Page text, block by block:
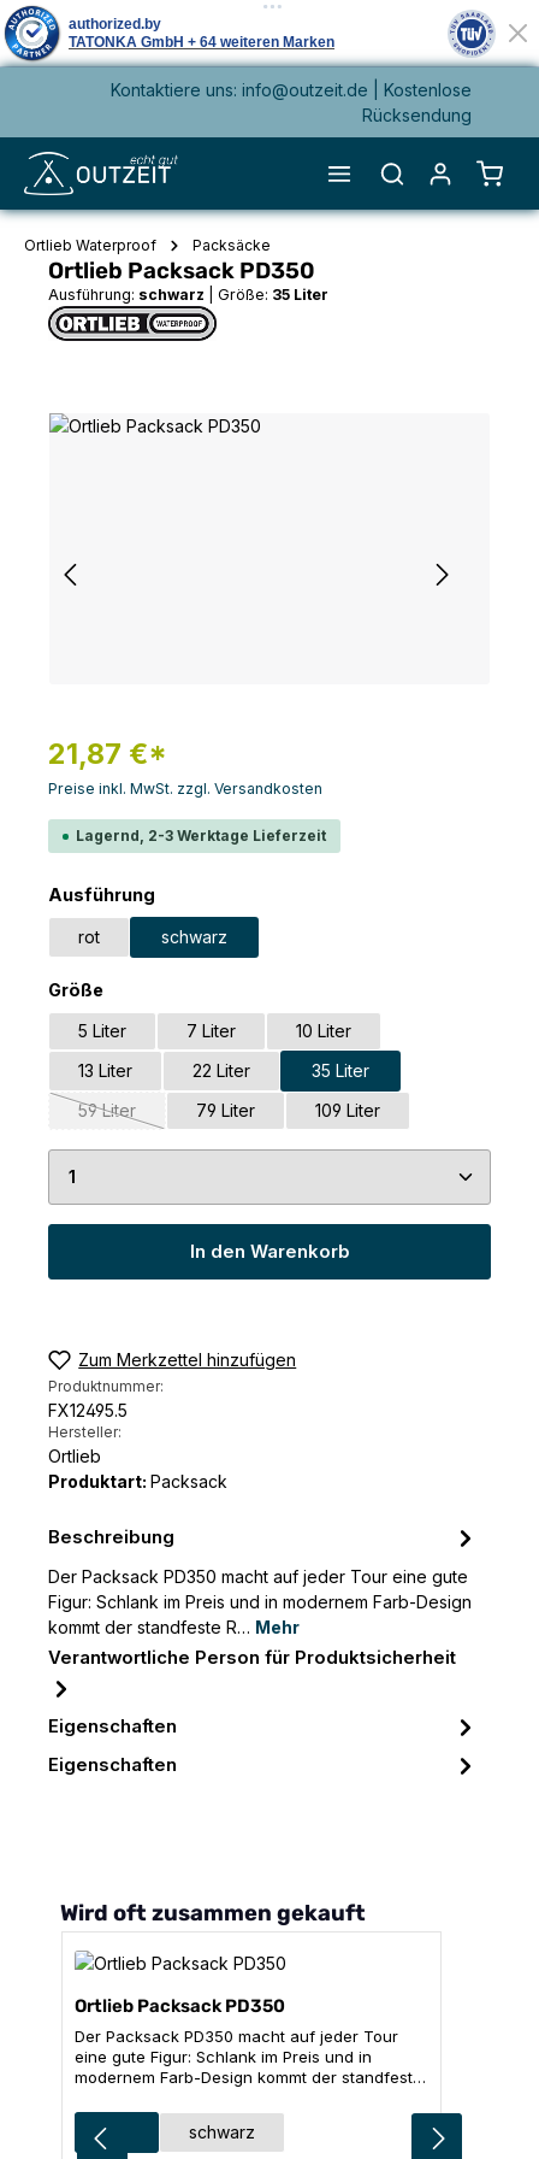
springenKontaktiere uns: info@outzeit.de | Kostenlose
Rücksendung
Ortlieb Waterproof Packsäcke
Ortlieb Packsack PD350
Ausführung: schwarz Größe: 35 Liter
Bildergalerie überspringen
21,87 €*
Preise inkl. MwSt. zzgl. Versandkosten
Lagernd, 2-3 Werktage Lieferzeit
Ausführung
rot schwarz
Größeauswählen
5 Liter 7 Liter
10 Liter
13 Liter
22 Liter
35 Liter
59 Liter
(Diese Option ist zurzeit nicht verfügbar.)
79 Liter 109 Liter
Produkt Anzahl: Gib den gewünschten Wert
In den Warenkorb
Zum Merkzettel hinzufügen
Produktnummer:
FX12495.5
Hersteller:
Ortlieb
Produktart: Packsack
Beschreibung
Der Packsack PD350 macht auf jeder Tour eine gute
Figur: Schlank im Preis und in modernem Farb-Design
kommt der standfeste R… Mehr
Verantwortliche Person für Produktsicherheit
Eigenschaften
Eigenschaften
Produktgalerie überspringen
Wird oft zusammen gekauft
Ortlieb Packsack PD350
Der Packsack PD350 macht auf jeder Tour
eine gute Figur: Schlank im Preis und in
modernem Farb-Design kommt der standfeste
Rollverschluss mit einfacher Versteifungsleiste
hält das Gepäck trocken und bringt die
Ausführungauswählen
rot schwarz